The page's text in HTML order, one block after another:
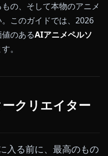
の、そして本物のアニメ
このガイドでは、2026
のあるAIアニメペルソ
。
クリエイター
入る前に、最高のもの